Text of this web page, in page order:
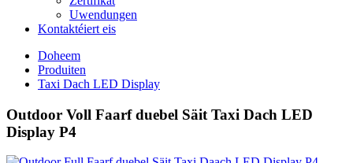
Uwendungen
Kontaktéiert eis
Doheem
Produiten
Taxi Dach LED Display
Outdoor Voll Faarf duebel Säit Taxi Dach LED
Display P4